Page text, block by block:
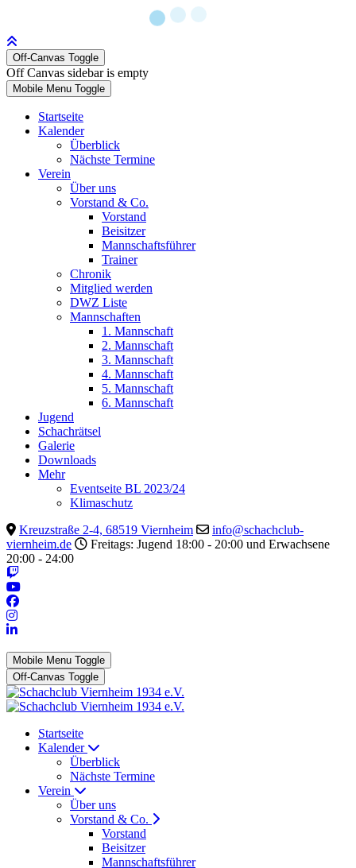
Off-Canvas Toggle
Off Canvas sidebar is empty
Mobile Menu Toggle
Startseite
Kalender
Überblick
Nächste Termine
Verein
Über uns
Vorstand & Co.
Vorstand
Beisitzer
Mannschaftsführer
Trainer
Chronik
Mitglied werden
DWZ Liste
Mannschaften
1. Mannschaft
2. Mannschaft
3. Mannschaft
4. Mannschaft
5. Mannschaft
6. Mannschaft
Jugend
Schachrätsel
Galerie
Downloads
Mehr
Eventseite BL 2023/24
Klimaschutz
Kreuzstraße 2-4, 68519 Viernheim
info@schachclub-
viernheim.de
Freitags: Jugend 18:00 - 20:00 und Erwachsene
20:00 - 24:00
Mobile Menu Toggle
Off-Canvas Toggle
Startseite
Kalender
Überblick
Nächste Termine
Verein
Über uns
Vorstand & Co.
Vorstand
Beisitzer
Mannschaftsführer